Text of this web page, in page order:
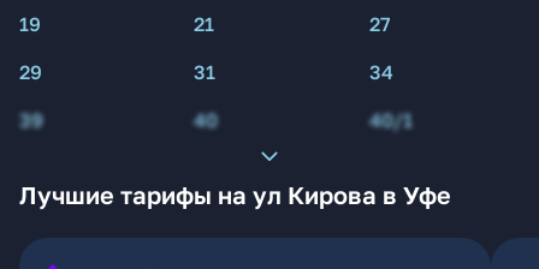
19
21
27
29
31
34
39
40 40/1
Лучшие тарифы на ул Кирова в Уфе